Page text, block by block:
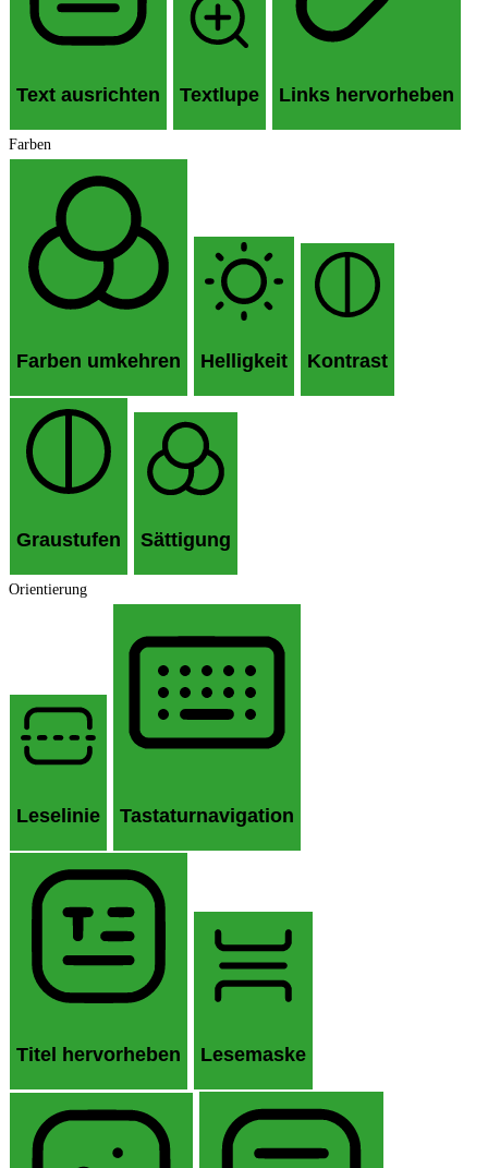
Text ausrichten Textlupe Links hervorheben
Farben
Farben umkehren Helligkeit Kontrast
Graustufen Sättigung
Orientierung
Leselinie Tastaturnavigation
Titel hervorheben Lesemaske